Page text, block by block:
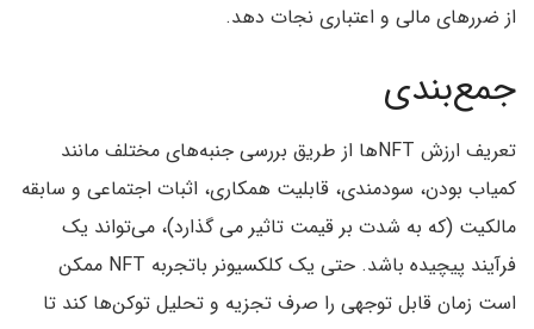
از ضررهای مالی و اعتباری نجات دهد.
جمع‌بندی
تعریف ارزش NFTها از طریق بررسی جنبه‌های مختلف مانند
کمیاب بودن، سودمندی، قابلیت همکاری، اثبات اجتماعی و سابقه
مالکیت (که به شدت بر قیمت تاثیر می گذارد)، می‌تواند یک
فرآیند پیچیده باشد. حتی یک کلکسیونر باتجربه NFT ممکن
است زمان قابل توجهی را صرف تجزیه و تحلیل توکن‌ها کند تا